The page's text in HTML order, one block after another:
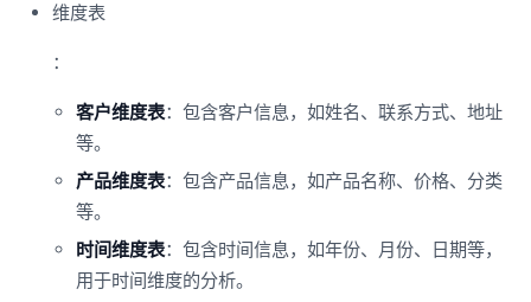
维度表
：
客户维度表：包含客户信息，如姓名、联系方式、地址
等。
产品维度表：包含产品信息，如产品名称、价格、分类
等。
时间维度表：包含时间信息，如年份、月份、日期等，
用于时间维度的分析。